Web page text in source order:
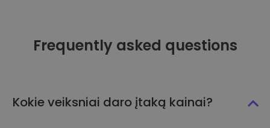
Frequently asked questions
Kokie veiksniai daro įtaką kainai?